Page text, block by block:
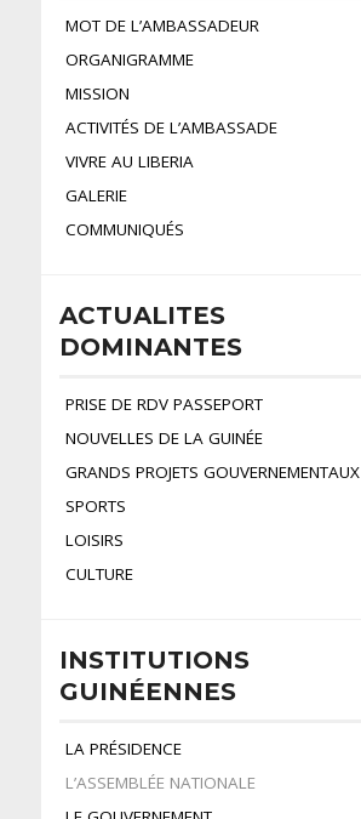
MOT DE L’AMBASSADEUR
ORGANIGRAMME
MISSION
ACTIVITÉS DE L’AMBASSADE
VIVRE AU LIBERIA
GALERIE
COMMUNIQUÉS
ACTUALITES
DOMINANTES
PRISE DE RDV PASSEPORT
NOUVELLES DE LA GUINÉE
GRANDS PROJETS GOUVERNEMENTAUX
SPORTS
LOISIRS
CULTURE
INSTITUTIONS
GUINÉENNES
LA PRÉSIDENCE
L’ASSEMBLÉE NATIONALE